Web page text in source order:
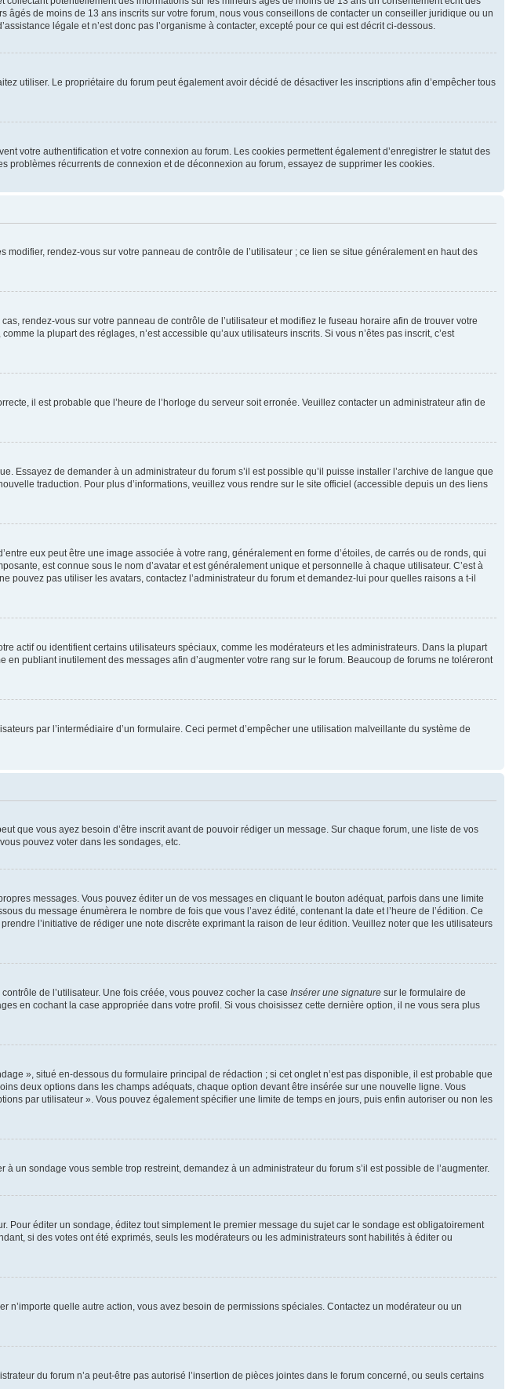
de moins de 13 ans inscrits sur votre forum, nous vous conseillons de contacter un conseiller juridique ou un
légale et n’est donc pas l’organisme à contacter, excepté pour ce qui est décrit ci-dessous.
utiliser. Le propriétaire du forum peut également avoir décidé de désactiver les inscriptions afin d’empêcher tous
votre authentification et votre connexion au forum. Les cookies permettent également d’enregistrer le statut des
problèmes récurrents de connexion et de déconnexion au forum, essayez de supprimer les cookies.
rendez-vous sur votre panneau de contrôle de l’utilisateur ; ce lien se situe généralement en haut des
rendez-vous sur votre panneau de contrôle de l’utilisateur et modifiez le fuseau horaire afin de trouver votre
la plupart des réglages, n’est accessible qu’aux utilisateurs inscrits. Si vous n’êtes pas inscrit, c’est
il est probable que l’heure de l’horloge du serveur soit erronée. Veuillez contacter un administrateur afin de
Essayez de demander à un administrateur du forum s’il est possible qu’il puisse installer l’archive de langue que
traduction. Pour plus d’informations, veuillez vous rendre sur le site officiel (accessible depuis un des liens
eux peut être une image associée à votre rang, généralement en forme d’étoiles, de carrés ou de ronds, qui
est connue sous le nom d’avatar et est généralement unique et personnelle à chaque utilisateur. C’est à
pouvez pas utiliser les avatars, contactez l’administrateur du forum et demandez-lui pour quelles raisons a t-il
actif ou identifient certains utilisateurs spéciaux, comme les modérateurs et les administrateurs. Dans la plupart
publiant inutilement des messages afin d’augmenter votre rang sur le forum. Beaucoup de forums ne toléreront
par l’intermédiaire d’un formulaire. Ceci permet d’empêcher une utilisation malveillante du système de
que vous ayez besoin d’être inscrit avant de pouvoir rédiger un message. Sur chaque forum, une liste de vos
pouvez voter dans les sondages, etc.
messages. Vous pouvez éditer un de vos messages en cliquant le bouton adéquat, parfois dans une limite
du message énumèrera le nombre de fois que vous l’avez édité, contenant la date et l’heure de l’édition. Ce
l’initiative de rédiger une note discrète exprimant la raison de leur édition. Veuillez noter que les utilisateurs
de l’utilisateur. Une fois créée, vous pouvez cocher la case Insérer une signature sur le formulaire de
en cochant la case appropriée dans votre profil. Si vous choisissez cette dernière option, il ne vous sera plus
», situé en-dessous du formulaire principal de rédaction ; si cet onglet n’est pas disponible, il est probable que
deux options dans les champs adéquats, chaque option devant être insérée sur une nouvelle ligne. Vous
par utilisateur ». Vous pouvez également spécifier une limite de temps en jours, puis enfin autoriser ou non les
un sondage vous semble trop restreint, demandez à un administrateur du forum s’il est possible de l’augmenter.
éditer un sondage, éditez tout simplement le premier message du sujet car le sondage est obligatoirement
si des votes ont été exprimés, seuls les modérateurs ou les administrateurs sont habilités à éditer ou
quelle autre action, vous avez besoin de permissions spéciales. Contactez un modérateur ou un
du forum n’a peut-être pas autorisé l’insertion de pièces jointes dans le forum concerné, ou seuls certains